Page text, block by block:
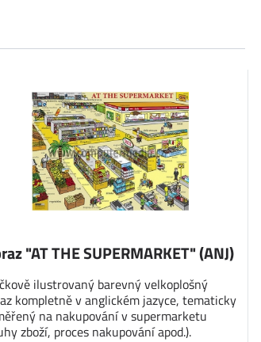
"AT THE SUPERMARKET" (ANJ)
ilustrovaný barevný velkoplošný
kompletně v anglickém jazyce, tematicky
na nakupování v supermarketu
zboží, proces nakupování apod.).